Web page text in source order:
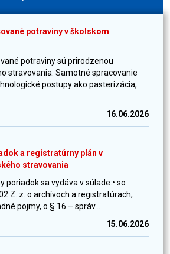
potraviny v školskom
potraviny sú prirodzenou
stravovania. Samotné spracovanie
postupy ako pasterizácia,
16.06.2026
a registratúrny plán v
stravovania
poriadok sa vydáva v súlade:• so
Z. z. o archívoch a registratúrach,
pojmy, o § 16 – správ...
15.06.2026